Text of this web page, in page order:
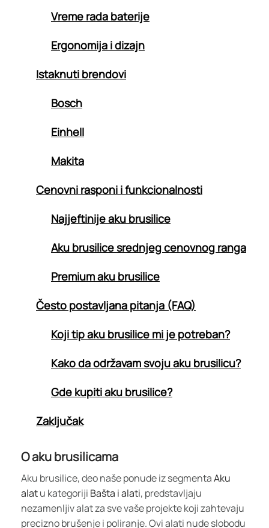
Vreme rada baterije
Ergonomija i dizajn
Istaknuti brendovi
Bosch
Einhell
Makita
Cenovni rasponi i funkcionalnosti
Najjeftinije aku brusilice
Aku brusilice srednjeg cenovnog ranga
Premium aku brusilice
Često postavljana pitanja (FAQ)
Koji tip aku brusilice mi je potreban?
Kako da održavam svoju aku brusilicu?
Gde kupiti aku brusilice?
Zaključak
O aku brusilicama
Aku brusilice, deo naše ponude iz segmentaAku
alatu kategoriji Bašta i alati, predstavljaju
nezamenljiv alat za sve vaše projekte koji zahtevaju
precizno brušenje i poliranje. Ovi alati nude slobodu